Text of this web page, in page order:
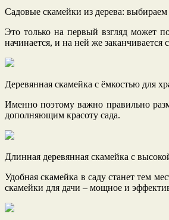
Садовые скамейки из дерева: выбираем
Это только на первый взгляд может
начинается, и на ней же
Деревянная скамейка с ёмкостью для
Именно поэтому важно правильно
дополняющим красоту сада.
Длинная деревянная скамейка с
Удобная скамейка в саду станет тем
скамейки для дачи – мощное и